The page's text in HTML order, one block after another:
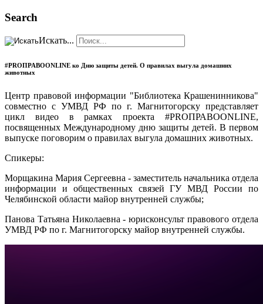
Search
Искать...
#PROПРАВОONLINE ко Дню защиты детей. О правилах выгула домашних
животных
Центр правовой информации "Библиотека Крашенинникова"
совместно с УМВД РФ по г. Магнитогорску представляет
цикл видео в рамках проекта #PROПРАВОONLINE,
посвященных Международному дню защиты детей. В первом
выпуске поговорим о правилах выгула домашних животных.
Спикеры:
Морщакина Мария Сергеевна - заместитель начальника отдела
информации и общественных связей ГУ МВД России по
Челябинской области майор внутренней службы;
Панова Татьяна Николаевна - юрисконсульт правового отдела
УМВД РФ по г. Магнитогорску майор внутренней службы.